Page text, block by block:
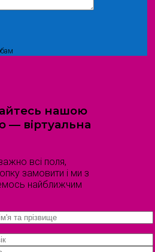
нашою
— віртуальна
всі поля,
замовити і ми з
найближчим